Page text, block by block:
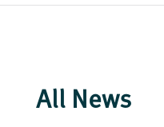
All News